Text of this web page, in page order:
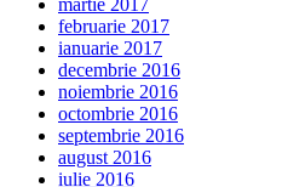
martie 2017
februarie 2017
ianuarie 2017
decembrie 2016
noiembrie 2016
octombrie 2016
septembrie 2016
august 2016
iulie 2016